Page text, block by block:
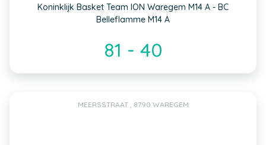
Koninklijk Basket Team ION Waregem M14 A - BC
Belleflamme M14 A
81 - 40
MEERSSTRAAT , 8790 WAREGEM